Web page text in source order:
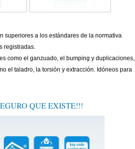
superiores a los estándares de la normativa
registradas.
como el ganzuado, el bumping y duplicaciones,
el taladro, la torsión y extracción. Idóneos para
QUE EXISTE!!!